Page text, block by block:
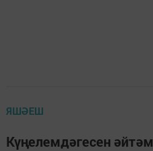
ЯШӘЕШ
Күңелемдәгесен әйтәм